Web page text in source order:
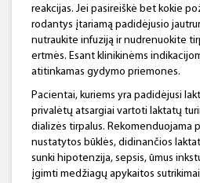
reakcijas. Jei pasireiškė bet kokie
rodantys įtariamą padidėjusio
nutraukite infuziją ir nudrenuokite
ertmės. Esant klinikinėms
atitinkamas gydymo priemones.
Pacientai, kuriems yra padidėjusi
privalėtų atsargiai vartoti laktatų
dializės tirpalus. Rekomenduojama
nustatytos būklės, didinančios
sunki hipotenzija, sepsis, ūmus
įgimti medžiagų apykaitos